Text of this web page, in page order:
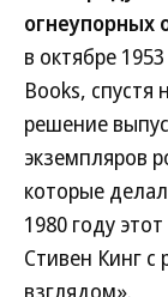
огнеупорных
в октябре
Books, спустя
решение
экземпляров
которые
1980 году
Стивен Кинг
взглядом».